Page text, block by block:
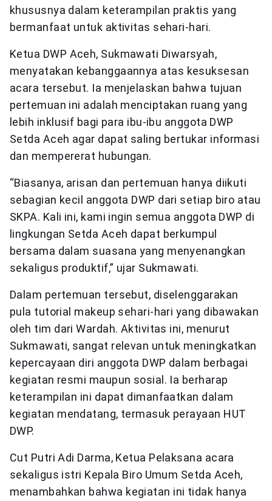
khususnya dalam keterampilan praktis yang
bermanfaat untuk aktivitas sehari-hari.
Ketua DWP Aceh, Sukmawati Diwarsyah,
menyatakan kebanggaannya atas kesuksesan
acara tersebut. Ia menjelaskan bahwa tujuan
pertemuan ini adalah menciptakan ruang yang
lebih inklusif bagi para ibu-ibu anggota DWP
Setda Aceh agar dapat saling bertukar informasi
dan mempererat hubungan.
“Biasanya, arisan dan pertemuan hanya diikuti
sebagian kecil anggota DWP dari setiap biro atau
SKPA. Kali ini, kami ingin semua anggota DWP di
lingkungan Setda Aceh dapat berkumpul
bersama dalam suasana yang menyenangkan
sekaligus produktif,” ujar Sukmawati.
Dalam pertemuan tersebut, diselenggarakan
pula tutorial makeup sehari-hari yang dibawakan
oleh tim dari Wardah. Aktivitas ini, menurut
Sukmawati, sangat relevan untuk meningkatkan
kepercayaan diri anggota DWP dalam berbagai
kegiatan resmi maupun sosial. Ia berharap
keterampilan ini dapat dimanfaatkan dalam
kegiatan mendatang, termasuk perayaan HUT
DWP.
Cut Putri Adi Darma, Ketua Pelaksana acara
sekaligus istri Kepala Biro Umum Setda Aceh,
menambahkan bahwa kegiatan ini tidak hanya